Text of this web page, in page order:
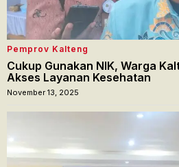
Pemprov Kalteng
Cukup Gunakan NIK, Warga
Akses Layanan Kesehatan
November 13, 2025